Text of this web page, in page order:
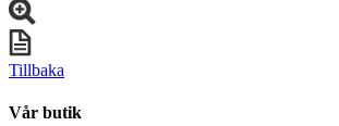
Tillbaka
Vår butik